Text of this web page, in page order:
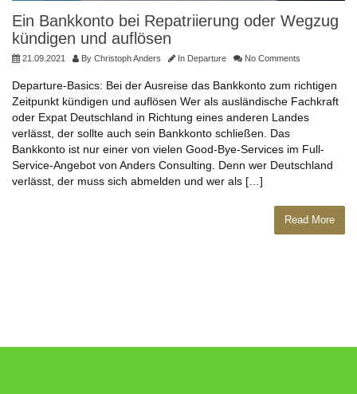
Ein Bankkonto bei Repatriierung oder Wegzug
kündigen und auflösen
21.09.2021 By Christoph Anders In Departure No Comments
Departure-Basics: Bei der Ausreise das Bankkonto zum richtigen
Zeitpunkt kündigen und auflösen Wer als ausländische Fachkraft
oder Expat Deutschland in Richtung eines anderen Landes
verlässt, der sollte auch sein Bankkonto schließen. Das
Bankkonto ist nur einer von vielen Good-Bye-Services im Full-
Service-Angebot von Anders Consulting. Denn wer Deutschland
verlässt, der muss sich abmelden und wer als […]
Read More